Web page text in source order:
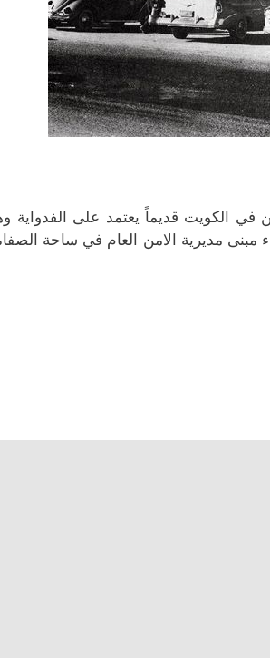
في الكويت قديماً يعتمد على الفدواية
التابعين لأمير الكويت وفي عام 1938 تم بناء مبنى مديرية الامن العام